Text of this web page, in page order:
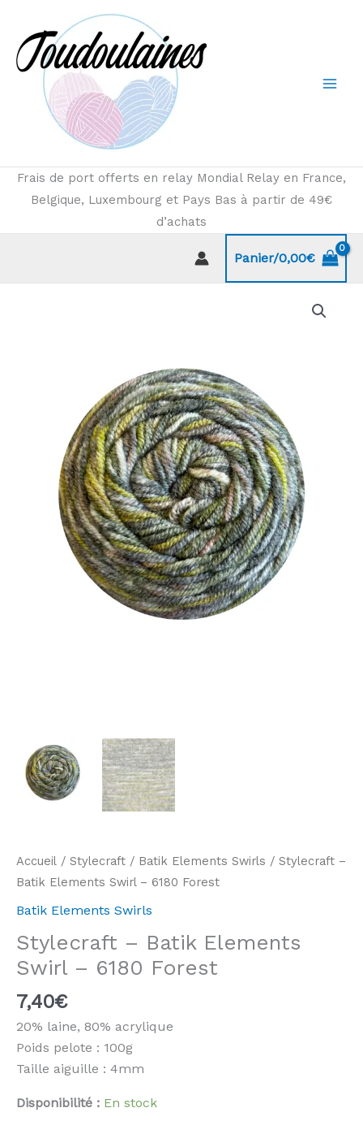
contenu
Frais de port offerts en relay Mondial Relay en France,
Belgique, Luxembourg et Pays Bas à partir de 49€
d’achats
Panier/0,00€
Accueil / Stylecraft / Batik Elements Swirls / Stylecraft –
Batik Elements Swirl – 6180 Forest
Batik Elements Swirls
Stylecraft – Batik Elements
Swirl – 6180 Forest
7,40€
20% laine, 80% acrylique
Poids pelote : 100g
Taille aiguille : 4mm
Disponibilité : En stock